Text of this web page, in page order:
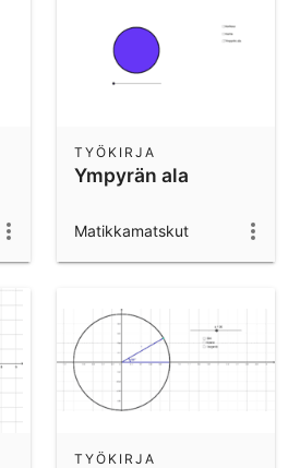
Ympyrän ala
TYÖKIRJA
Matikkamatskut
TYÖKIRJA